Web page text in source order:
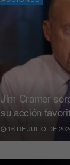
Jim Cramer
su acción
16 DE JULIO DE